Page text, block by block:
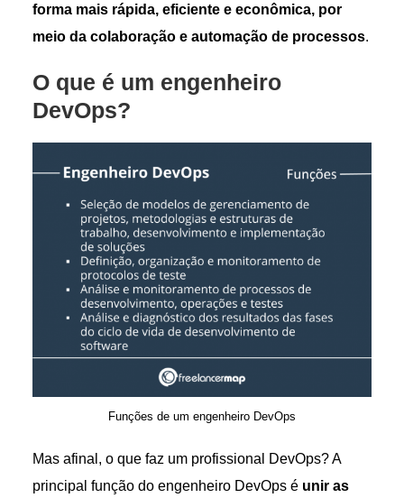
forma mais rápida, eficiente e econômica, por
meio da colaboração e automação de processos.
O que é um engenheiro
DevOps?
Funções de um engenheiro DevOps
Mas afinal, o que faz um profissional DevOps? A
principal função do engenheiro DevOps é unir as